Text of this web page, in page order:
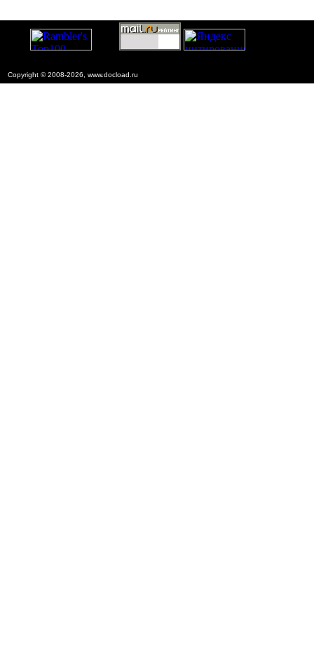
Copyright © 2008-2026, www.docload.ru